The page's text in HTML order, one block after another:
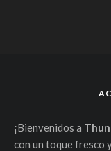
¡Bienvenidos a
con un toque fresco